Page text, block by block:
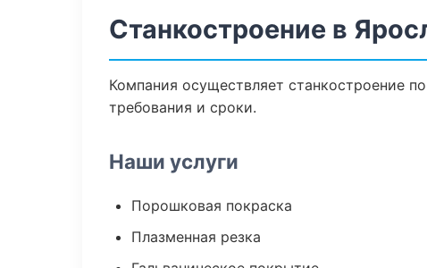
Станкостроение в
Компания осуществляет станкостроение
требования и сроки.
Наши услуги
Порошковая покраска
Плазменная резка